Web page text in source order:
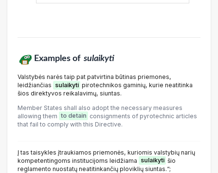
Examples of sulaikyti
Valstybės narės taip pat patvirtina būtinas priemones,
leidžiančias sulaikyti pirotechnikos gaminių, kurie neatitinka
šios direktyvos reikalavimų, siuntas.
Member States shall also adopt the necessary measures
allowing them to detain consignments of pyrotechnic articles
that fail to comply with this Directive.
Į tas taisykles įtraukiamos priemonės, kuriomis valstybių narių
kompetentingoms institucijoms leidžiama sulaikyti šio
reglamento nuostatų neatitinkančių ploviklių siuntas.“;